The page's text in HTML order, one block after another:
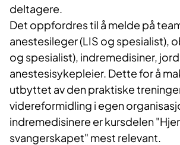
deltagere.
Det oppfordres til å melde på
anestesileger (LIS og spesialist),
og spesialist), indremedisiner,
anestesisykepleier. Dette for å
utbyttet av den praktiske
videreformidling i egen
indremedisinere er kursdelen
svangerskapet" mest relevant.